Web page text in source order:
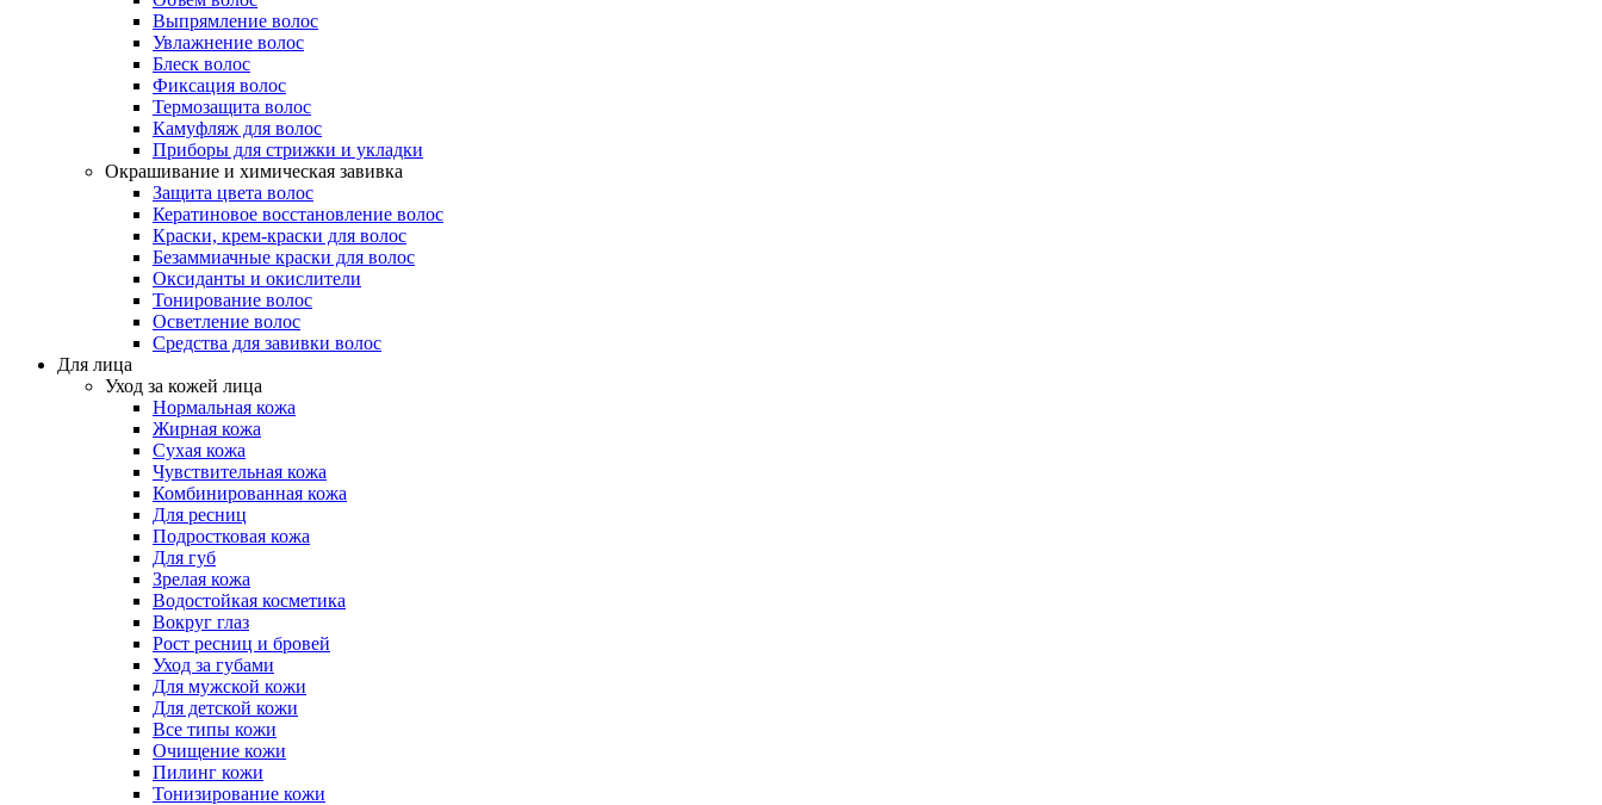
Выпрямление волос
Увлажнение волос
Блеск волос
Фиксация волос
Термозащита волос
Камуфляж для волос
Приборы для стрижки и укладки
Окрашивание и химическая завивка
Защита цвета волос
Кератиновое восстановление волос
Краски, крем-краски для волос
Безаммиачные краски для волос
Оксиданты и окислители
Тонирование волос
Осветление волос
Средства для завивки волос
Для лица
Уход за кожей лица
Нормальная кожа
Жирная кожа
Сухая кожа
Чувствительная кожа
Комбинированная кожа
Для ресниц
Подростковая кожа
Для губ
Зрелая кожа
Водостойкая косметика
Вокруг глаз
Рост ресниц и бровей
Уход за губами
Для мужской кожи
Для детской кожи
Все типы кожи
Очищение кожи
Пилинг кожи
Тонизирование кожи